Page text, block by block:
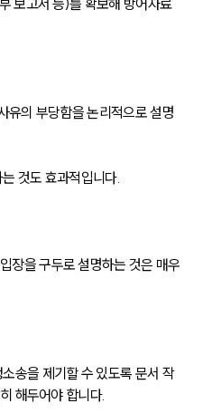
보고서 등)를 확보해 방어자료
유의 부당함을 논리적으로 설명
것도 효과적입니다.
장을 구두로 설명하는 것은 매우
송을 제기할 수 있도록 문서 작
해두어야 합니다.